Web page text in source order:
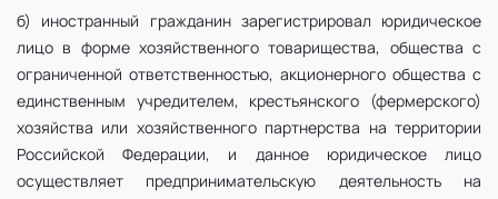
б) иностранный гражданин зарегистрировал юридическое
лицо в форме хозяйственного товарищества, общества с
ограниченной ответственностью, акционерного общества с
единственным учредителем, крестьянского (фермерского)
хозяйства или хозяйственного партнерства на территории
Российской Федерации, и данное юридическое лицо
осуществляет предпринимательскую деятельность на